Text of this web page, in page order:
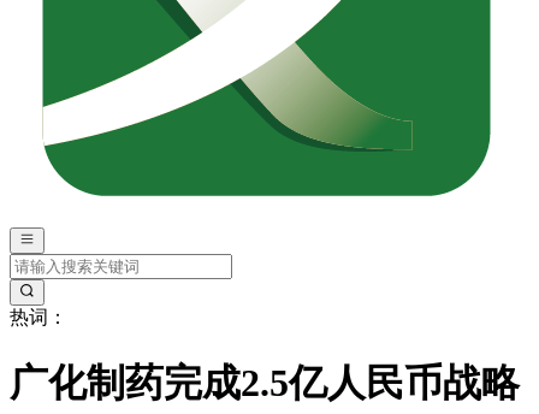
热词：
广化制药完成2.5亿人民币战略